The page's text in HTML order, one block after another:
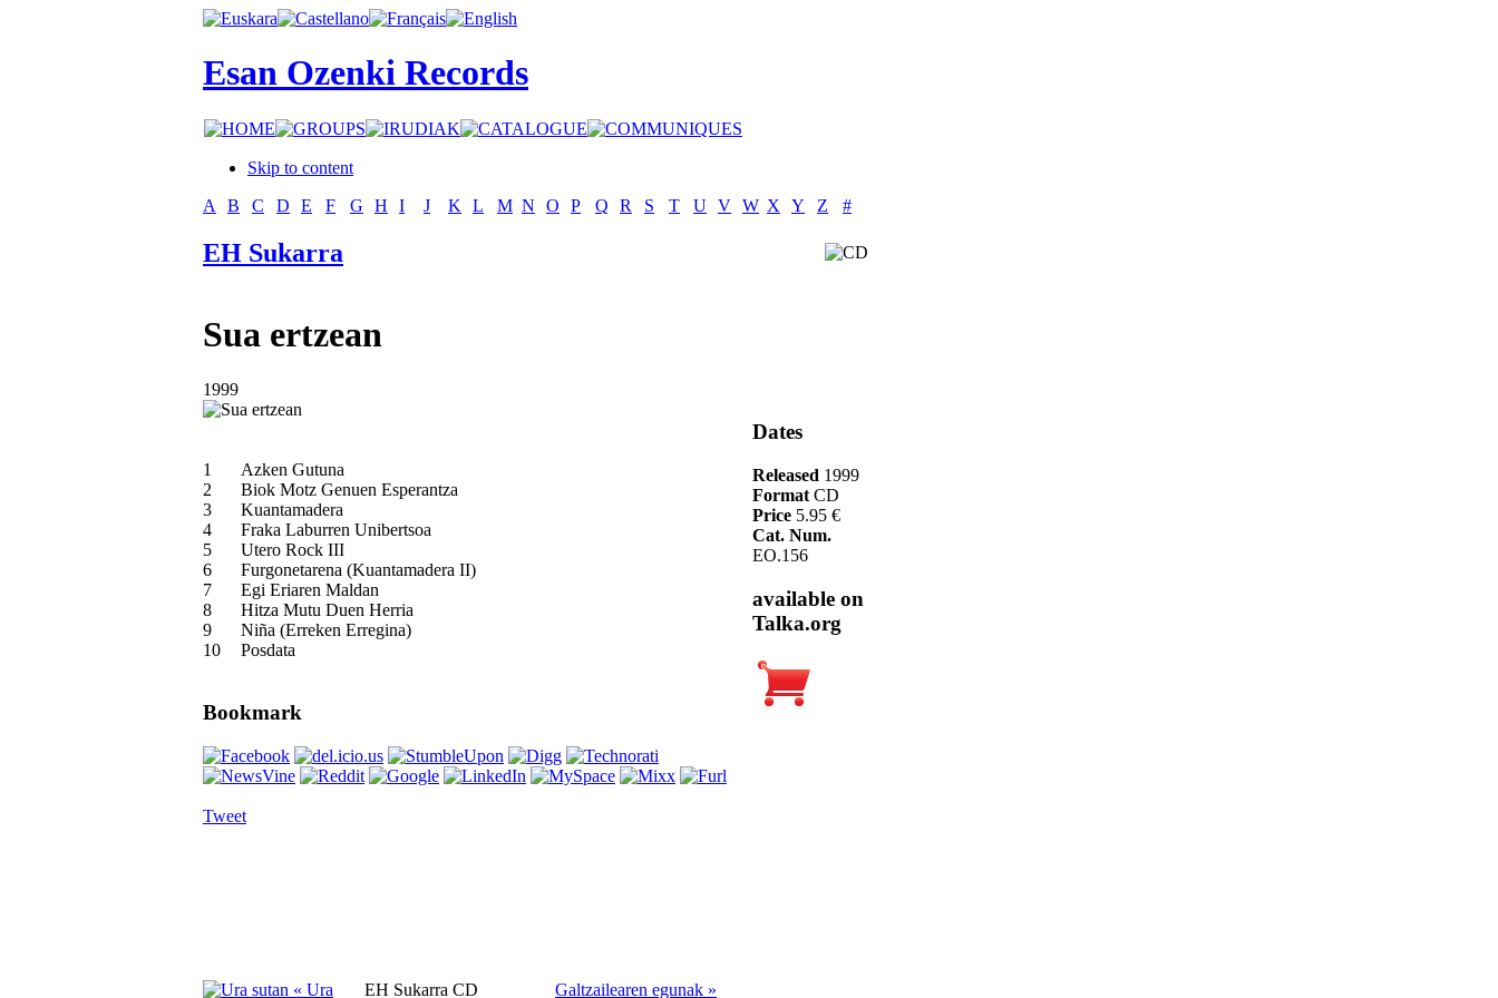
Esan Ozenki Records
Skip to content
A
B C D E F G H I J K L M N O P Q R S T U V W X Y Z #
EH Sukarra
Sua ertzean
1999
1
Azken Gutuna
2
Biok Motz Genuen Esperantza
3
Kuantamadera
4
Fraka Laburren Unibertsoa
5
Utero Rock III
6
Furgonetarena (Kuantamadera II)
7
Egi Eriaren Maldan
8
Hitza Mutu Duen Herria
9
Niña (Erreken Erregina)
10
Posdata
Bookmark
Tweet
Dates
Released 1999
Format CD
Price 5.95 €
Cat. Num.
EO.156
available on
Talka.org
« Ura EH Sukarra CD Galtzailearen egunak »